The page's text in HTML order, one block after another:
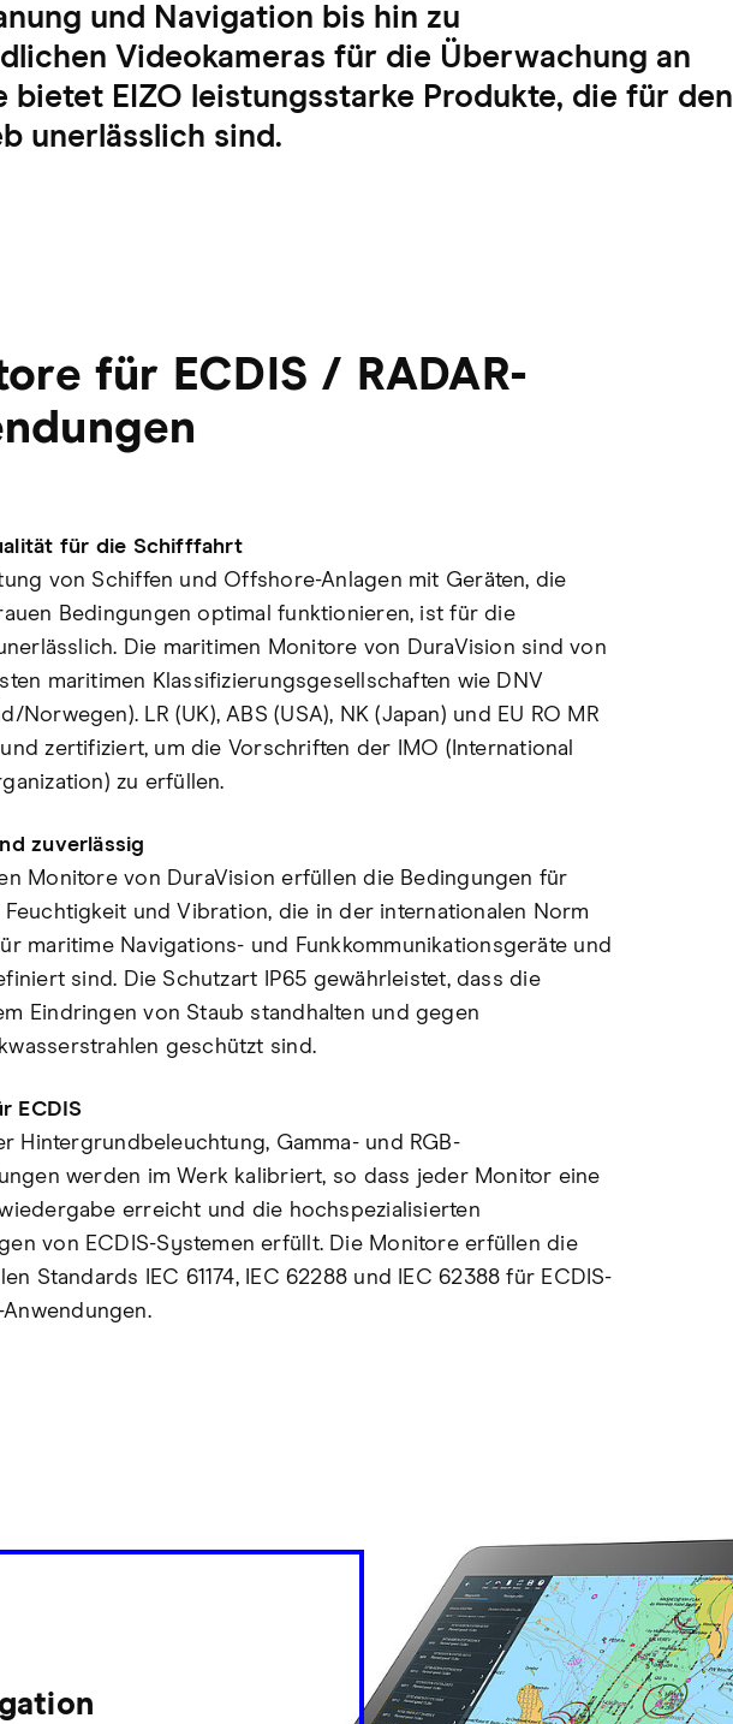
und Navigation bis hin zu
Videokameras für die Überwachung an
bietet EIZO leistungsstarke Produkte, die für den
unerlässlich sind.
für ECDIS / RADAR-
für die Schifffahrt
von Schiffen und Offshore-Anlagen mit Geräten, die
Bedingungen optimal funktionieren, ist für die
Die maritimen Monitore von DuraVision sind von
maritimen Klassifizierungsgesellschaften wie DNV
Norwegen). LR (UK), ABS (USA), NK (Japan) und EU RO MR
zertifiziert, um die Vorschriften der IMO (International
zu erfüllen.
zuverlässig
Monitore von DuraVision erfüllen die Bedingungen für
Feuchtigkeit und Vibration, die in der internationalen Norm
maritime Navigations- und Funkkommunikationsgeräte und
sind. Die Schutzart IP65 gewährleistet, dass die
Eindringen von Staub standhalten und gegen
geschützt sind.
ECDIS
Hintergrundbeleuchtung, Gamma- und RGB-
werden im Werk kalibriert, so dass jeder Monitor eine
erreicht und die hochspezialisierten
von ECDIS-Systemen erfüllt. Die Monitore erfüllen die
Standards IEC 61174, IEC 62288 und IEC 62388 für ECDIS-
Anwendungen.